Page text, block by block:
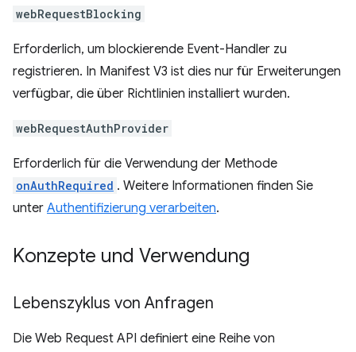
webRequestBlocking
Erforderlich, um blockierende Event-Handler zu
registrieren. In Manifest V3 ist dies nur für Erweiterungen
verfügbar, die über Richtlinien installiert wurden.
webRequestAuthProvider
Erforderlich für die Verwendung der Methode
onAuthRequired . Weitere Informationen finden Sie
unter Authentifizierung verarbeiten.
Konzepte und Verwendung
Lebenszyklus von Anfragen
Die Web Request API definiert eine Reihe von